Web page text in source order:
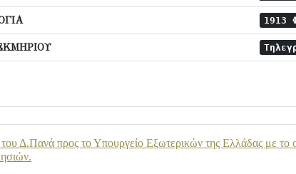
1913
Δ.Πανά προς το Υπουργείο Εξωτερικών της Ελλάδας με το